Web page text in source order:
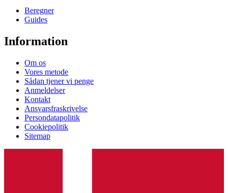
Beregner
Guides
Information
Om os
Vores metode
Sådan tjener vi penge
Anmeldelser
Kontakt
Ansvarsfraskrivelse
Persondatapolitik
Cookiepolitik
Sitemap